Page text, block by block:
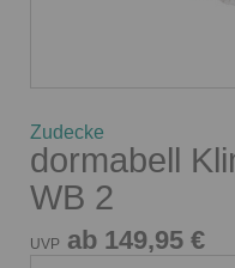
Zudecke
dormabell
WB 2
UVP ab 149,95 €